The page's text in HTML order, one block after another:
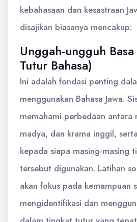
kebahasaan dan kesastraan
disajikan biasanya mencakup:
Unggah-ungguh
Tutur Bahasa)
Ini adalah fondasi penting
menggunakan Bahasa Jawa.
memahami perbedaan antara
madya, dan krama inggil,
kepada siapa masing-masing
tersebut digunakan. Latihan
akan fokus pada kemampuan
mengidentifikasi dan